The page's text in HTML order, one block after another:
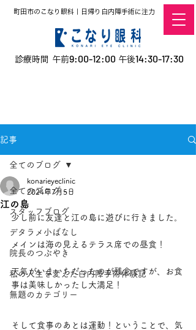
町田市のこなり眼科｜日帰り白内障手術に注力
診療時間 午前9:00-12:00 午後14:30-17:30
記事
全てのブログ
スタッフブログ
デタラメ小ばなし
院長のつぶやき
私の人生を変えた白内障手術体験記
無題のカテゴリー
全てのブログ
江の島
konarieyeclinic
2024年7月5日
少し前に友達と江の島に遊びに行きました。
メインは海の見えるテラス席での昼食！
天気がいまいちだったのが残念ですが、お食
事は美味しかったし大満足！
そして食事のあとは運動！ということで、気